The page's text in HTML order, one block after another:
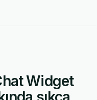
Widget